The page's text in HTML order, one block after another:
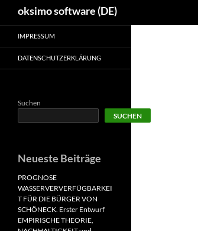
oksimo software (DE)
IMPRESSUM
DATENSCHUTZERKLÄRUNG
Suchen
SUCHEN
Neueste Beiträge
PROGNOSE
WASSERVERVERFÜGBARKEI
T FÜR DIE BÜRGER VON
SCHÖNECK. Erster Entwurf
EMPIRISCHE THEORIE,